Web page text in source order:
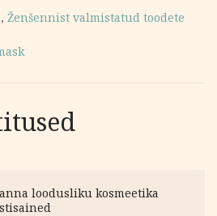
, Ženšennist valmistatud toodete
loodusliku kosmeetika